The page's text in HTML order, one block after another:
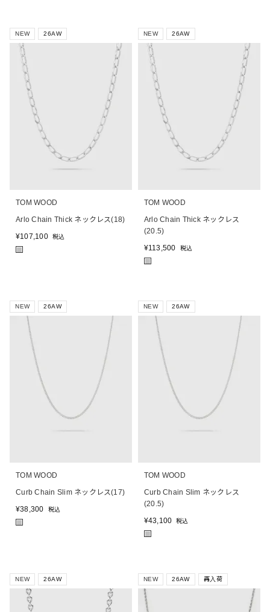
NEW 26AW
TOM WOOD
Arlo Chain Thick ネックレス(18)
¥107,100 税込
■
NEW 26AW
TOM WOOD
Arlo Chain Thick ネックレス
(20.5)
¥113,500 税込
■
NEW 26AW
TOM WOOD
Curb Chain Slim ネックレス(17)
¥38,300 税込
NEW 26AW
TOM WOOD
Curb Chain Slim ネックレス
(20.5)
¥43,100 税込
NEW 26AW NEW 26AW 再入荷